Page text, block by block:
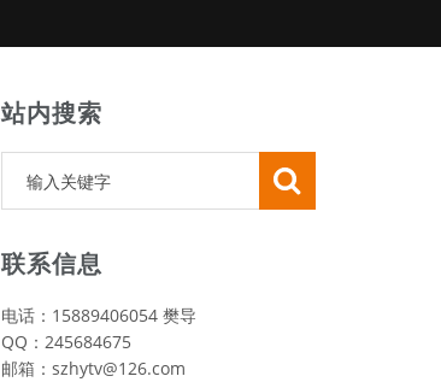
站内搜索
联系信息
电话：15889406054 樊导
QQ：245684675
邮箱：szhytv@126.com